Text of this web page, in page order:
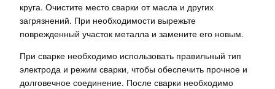
круга. Очистите место сварки от масла и других
загрязнений. При необходимости вырежьте
поврежденный участок металла и замените его новым.
При сварке необходимо использовать правильный тип
электрода и режим сварки, чтобы обеспечить прочное и
долговечное соединение. После сварки необходимо